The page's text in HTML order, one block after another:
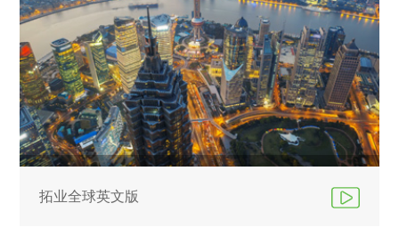
拓业全球英文版